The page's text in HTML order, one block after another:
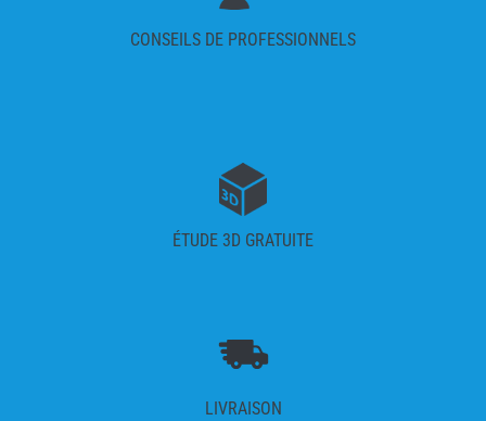
CONSEILS DE PROFESSIONNELS
ÉTUDE 3D GRATUITE
LIVRAISON